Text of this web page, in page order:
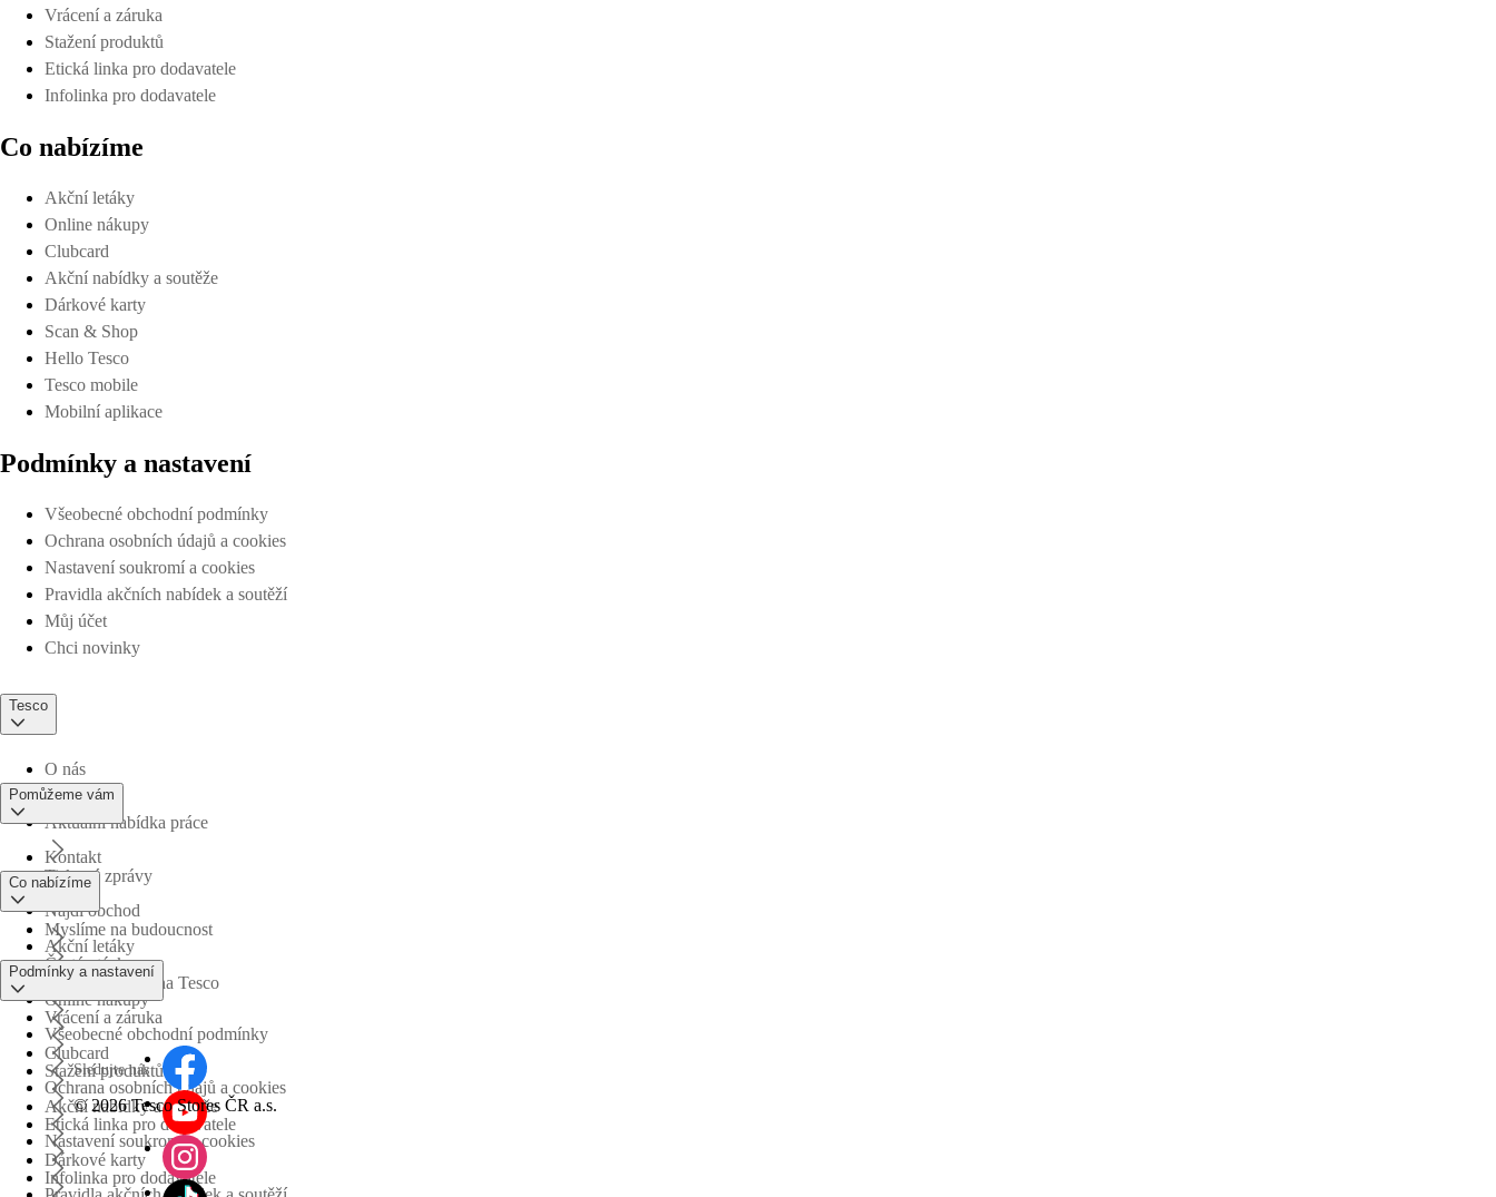
Vrácení a záruka
Stažení produktů
Etická linka pro dodavatele
Infolinka pro dodavatele
Co nabízíme
Akční letáky
Online nákupy
Clubcard
Akční nabídky a soutěže
Dárkové karty
Scan & Shop
Hello Tesco
Tesco mobile
Mobilní aplikace
Podmínky a nastavení
Všeobecné obchodní podmínky
Ochrana osobních údajů a cookies
Nastavení soukromí a cookies
Pravidla akčních nabídek a soutěží
Můj účet
Chci novinky
Tesco
O nás
Aktuální nabídka práce
Tiskové zprávy
Myslíme na budoucnost
Obchodní skupina Tesco
Pomůžeme vám
Kontakt
Najdi obchod
Časté otázky
Vrácení a záruka
Stažení produktů
Etická linka pro dodavatele
Infolinka pro dodavatele
Co nabízíme
Akční letáky
Online nákupy
Clubcard
Akční nabídky a soutěže
Dárkové karty
Podmínky a nastavení
Všeobecné obchodní podmínky
Ochrana osobních údajů a cookies
Nastavení soukromí a cookies
Sledujte nás
© 2026 Tesco Stores ČR a.s.